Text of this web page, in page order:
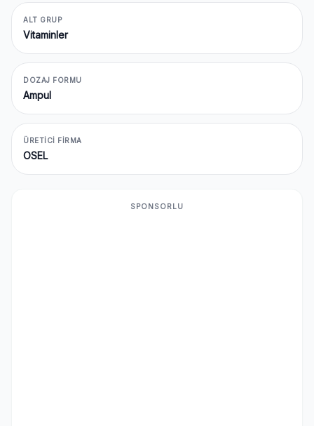
ALT GRUP
Vitaminler
DOZAJ FORMU
Ampul
ÜRETICI FIRMA
OSEL
SPONSORLU